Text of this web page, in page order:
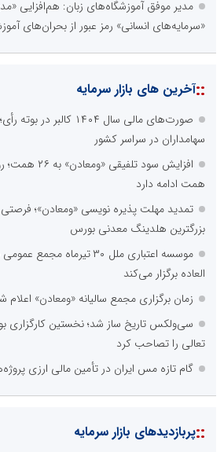
مدیر موفق آموزشگاه‌های زبان: هم‌افزایی
«سرمایه‌های انسانی» رمز عبور از بحران‌های
::آخرین های بازار سرمایه
صورت‌های مالی سال ۱۴۰۴
سهامداران در سراسر کشور
همت ادامه دارد
تمدید مهلت پذیره نویسی «ومعادن»؛ فرصتی
بزرگترین هلدینگ معدنی بورس
موسسه اعتباری ملل ۳۰ تیرماه
العاده برگزار می‌کند
زمان برگزاری مجمع سالیانه «ومعادن» اعلام
سی‌ولکس تاریخ ساز شد؛ نخستین کارگزاری
تعالی را تصاحب کرد
گام تازه مس ایران در تأمین مالی ارزی
::پربازدیدهای بازار سرمایه